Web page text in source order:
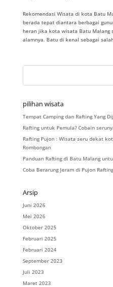
Rekomendasi Wisata di kota Batu
berada tepat diantara berbagai
heran jika kota wisata Batu Malang
alamnya. Batu di kenal sebagai
pilihan wisata
Tempat Camping dan Rafting Yang
Rafting untuk Pemula? Cobain
Rafting Pujon : Wisata seru dekat
Rombongan
Panduan Rafting di Batu Malang
Coba Berarung Jeram di Pujon
Arsip
Juni 2026
Mei 2026
Oktober 2025
Februari 2025
Februari 2024
September 2023
Juli 2023
Maret 2023